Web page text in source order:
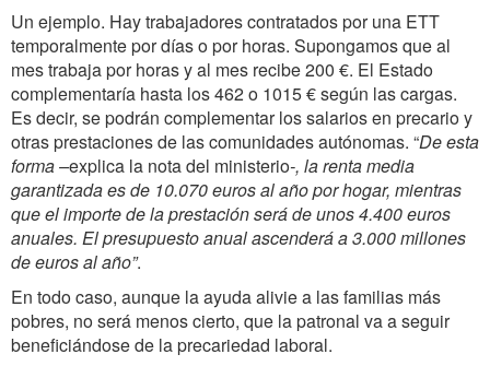
Un ejemplo. Hay trabajadores contratados por una ETT
temporalmente por días o por horas. Supongamos que al
mes trabaja por horas y al mes recibe 200 €. El Estado
complementaría hasta los 462 o 1015 € según las cargas.
Es decir, se podrán complementar los salarios en precario y
otras prestaciones de las comunidades autónomas. “De esta
forma –explica la nota del ministerio-, la renta media
garantizada es de 10.070 euros al año por hogar, mientras
que el importe de la prestación será de unos 4.400 euros
anuales. El presupuesto anualascenderá a 3.000 millones
de euros al año”.
En todo caso, aunque la ayuda alivie a las familias más
pobres, no será menos cierto, que la patronal va a seguir
beneficiándose de la precariedad laboral.